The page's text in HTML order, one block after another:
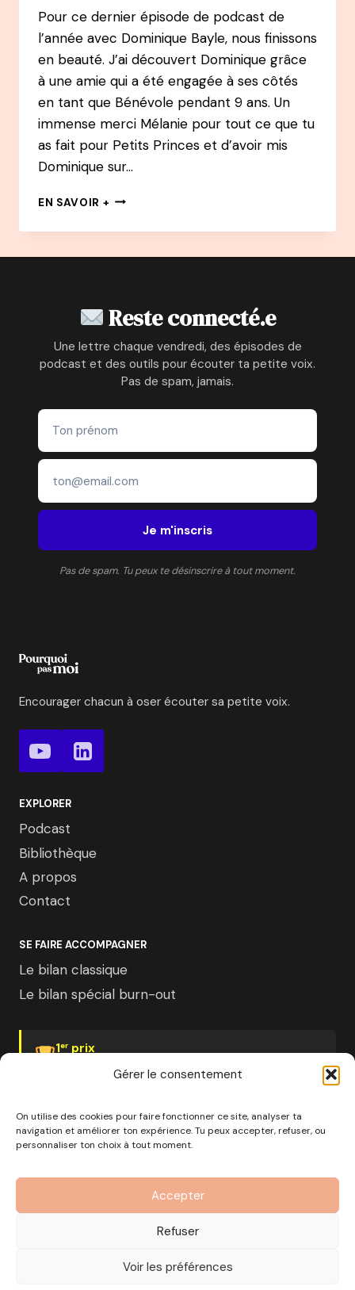
Gérer le consentement
On utilise des cookies pour faire fonctionner ce site, analyser ta
navigation et améliorer ton expérience. Tu peux accepter, refuser, ou
personnaliser ton choix à tout moment.
Accepter
Refuser
Voir les préférences
Pour ce dernier épisode de podcast de
l’année avec Dominique Bayle, nous finissons
en beauté. J’ai découvert Dominique grâce
à une amie qui a été engagée à ses côtés
en tant que Bénévole pendant 9 ans. Un
immense merci Mélanie pour tout ce que tu
as fait pour Petits Princes et d’avoir mis
Dominique sur…
EN SAVOIR + PODCAST
–
MONITRICE
SKI
À
FONDATRICE
PETITS
Reste connecté.e
Une lettre chaque vendredi, des épisodes de
podcast et des outils pour écouter ta petite voix.
Pas de spam, jamais.
Je m'inscris
Pas de spam. Tu peux te désinscrire à tout moment.
Encourager chacun à oser écouter sa petite voix.
EXPLORER
Podcast
Bibliothèque
A propos
Contact
SE FAIRE ACCOMPAGNER
Le bilan classique
Le bilan spécial burn-out
1er prix
capital de 1000€ · RCS Marseille · SIRET
890 976 699 00037
OF n°93 13 18812 13 — Enregistré auprès du préfet de la
région Provence-Alpes-Côte d'Azur
Mentions LégalesPolitique de confidentialité